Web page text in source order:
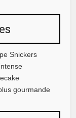
Snickers
gourmande